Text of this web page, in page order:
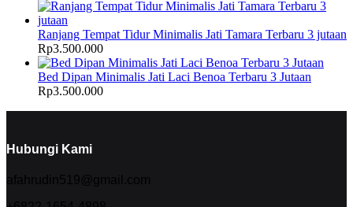
Ranjang Tempat Tidur Minimalis Jati Tamara Terbaru 3 jutaan
Rp3.500.000
Bed Dipan Minimalis Jati Laci Benoa Terbaru 3 Jutaan
Rp3.500.000
Hubungi Kami
afahrudin519@gmail.com